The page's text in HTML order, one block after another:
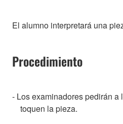
El alumno interpretará una
Procedimiento
- Los examinadores pedirán a
toquen la pieza.